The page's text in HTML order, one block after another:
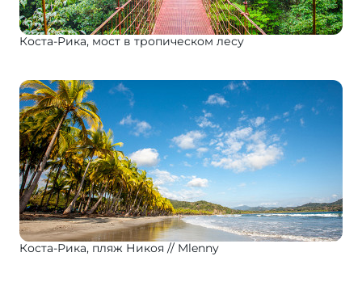
Коста-Рика, мост в тропическом лесу
Коста-Рика, пляж Никоя Mlenny